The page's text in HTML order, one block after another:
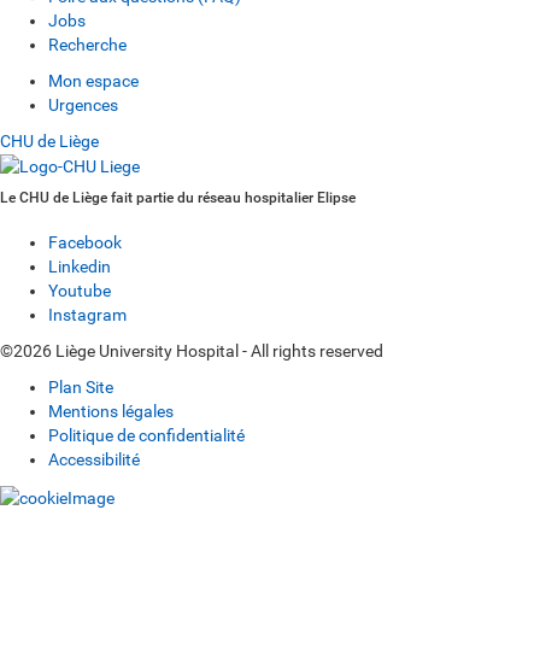
Jobs
Recherche
Mon espace
Urgences
CHU de Liège
Le CHU de Liège fait partie du réseau hospitalier Elipse
Facebook
Linkedin
Youtube
Instagram
©2026 Liège University Hospital - All rights reserved
Plan Site
Mentions légales
Politique de confidentialité
Accessibilité